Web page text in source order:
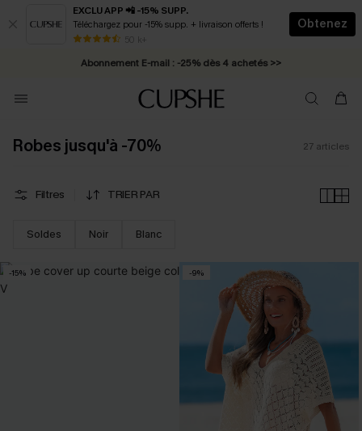
EXCLU APP 📲 -15% SUPP.
Téléchargez pour -15% supp. + livraison offerts !
50 k+
Obtenez
* Livraison éclair 2-3 jours ouvrés >>
Abonnement E-mail : -25% dès 4 achetés >>
Robes jusqu'à -70% 27 articles
Filtres TRIER PAR
Soldes Noir Blanc
-15% -9%